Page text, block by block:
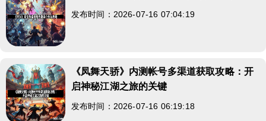
发布时间：2026-07-16 07:04:19
《凤舞天骄》内测帐号多渠道获取攻略：开
启神秘江湖之旅的关键
发布时间：2026-07-16 06:19:18